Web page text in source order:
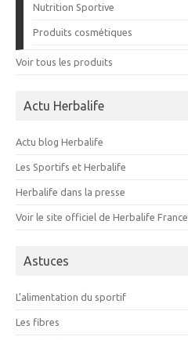
Nutrition Sportive
Produits cosmétiques
Voir tous les produits
Actu Herbalife
Actu blog Herbalife
Les Sportifs et Herbalife
Herbalife dans la presse
Voir le site officiel de Herbalife France
Astuces
L’alimentation du sportif
Les fibres